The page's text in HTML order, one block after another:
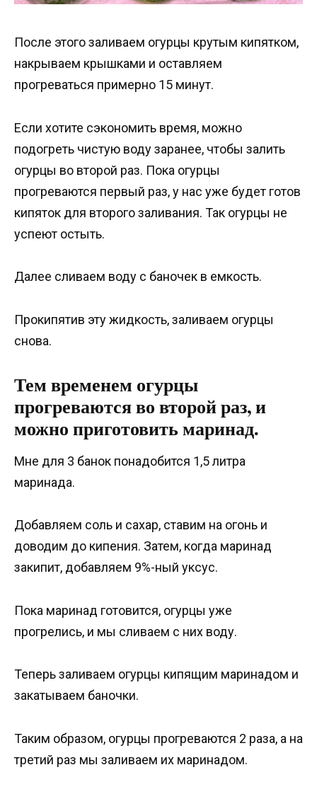
После этого заливаем огурцы крутым кипятком,
накрываем крышками и оставляем
прогреваться примерно 15 минут.
Если хотите сэкономить время, можно
подогреть чистую воду заранее, чтобы залить
огурцы во второй раз. Пока огурцы
прогреваются первый раз, у нас уже будет готов
кипяток для второго заливания. Так огурцы не
успеют остыть.
Далее сливаем воду с баночек в емкость.
Прокипятив эту жидкость, заливаем огурцы
снова.
Тем временем огурцы
прогреваются во второй раз, и
можно приготовить маринад.
Мне для 3 банок понадобится 1,5 литра
маринада.
Добавляем соль и сахар, ставим на огонь и
доводим до кипения. Затем, когда маринад
закипит, добавляем 9%-ный уксус.
Пока маринад готовится, огурцы уже
прогрелись, и мы сливаем с них воду.
Теперь заливаем огурцы кипящим маринадом и
закатываем баночки.
Таким образом, огурцы прогреваются 2 раза, а на
третий раз мы заливаем их маринадом.